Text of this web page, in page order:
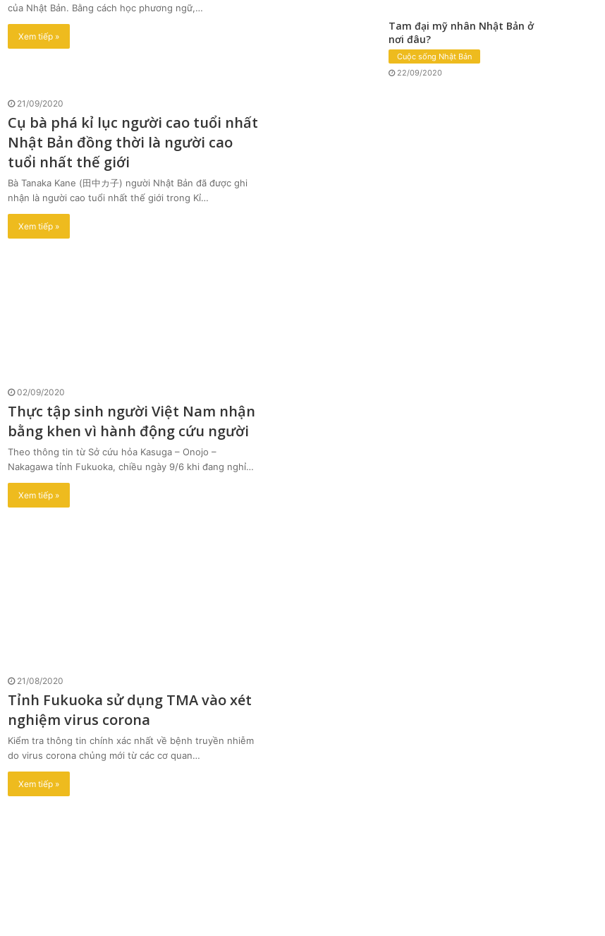
của Nhật Bản. Bằng cách học phương ngữ,…
Xem tiếp »
21/09/2020
Cụ bà phá kỉ lục người cao tuổi nhất
Nhật Bản đồng thời là người cao
tuổi nhất thế giới
Bà Tanaka Kane (田中カ子) người Nhật Bản đã được ghi
nhận là người cao tuổi nhất thế giới trong Kỉ…
Xem tiếp »
02/09/2020
Thực tập sinh người Việt Nam nhận
bằng khen vì hành động cứu người
Theo thông tin từ Sở cứu hỏa Kasuga – Onojo –
Nakagawa tỉnh Fukuoka, chiều ngày 9/6 khi đang nghỉ…
Xem tiếp »
21/08/2020
Tỉnh Fukuoka sử dụng TMA vào xét
nghiệm virus corona
Kiểm tra thông tin chính xác nhất về bệnh truyền nhiễm
do virus corona chủng mới từ các cơ quan…
Xem tiếp »
Tam đại mỹ nhân Nhật Bản ở
nơi đâu?
Cuộc sống Nhật Bản
22/09/2020